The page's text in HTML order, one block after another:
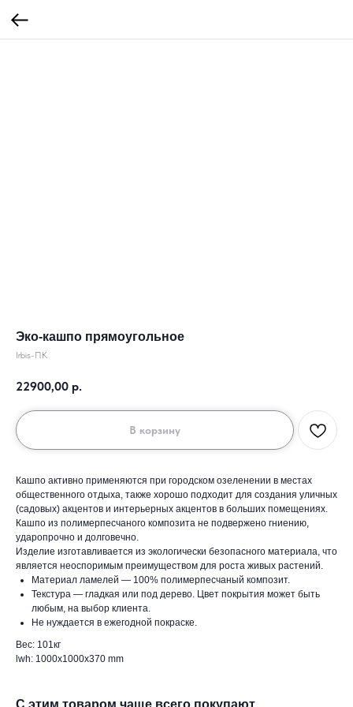
Эко-кашпо прямоугольное
Irbis-ПК
22900,00 р.
В корзину
Кашпо активно применяются при городском озеленении в местах
общественного отдыха, также хорошо подходит для создания уличных
(садовых) акцентов и интерьерных акцентов в больших помещениях.
Кашпо из полимерпесчаного композита не подвержено гниению,
ударопрочно и долговечно.
Изделие изготавливается из экологически безопасного материала, что
является неоспоримым преимуществом для роста живых растений.
Материал ламелей — 100% полимерпесчаный композит.
Текстура — гладкая или под дерево. Цвет покрытия может быть
любым, на выбор клиента.
Не нуждается в ежегодной покраске.
Вес: 101кг
lwh: 1000x1000x370 mm
С этим товаром чаще всего покупают